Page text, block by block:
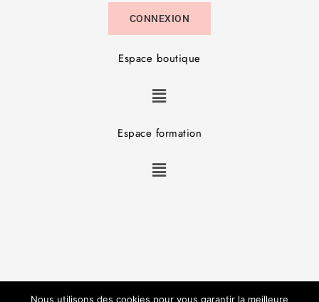
CONNEXION
Espace boutique
Espace formation
Copyright © JL Studio Beauté – Réalisation : V3RT
–
Nous utilisons des cookies pour vous garantir la meilleure